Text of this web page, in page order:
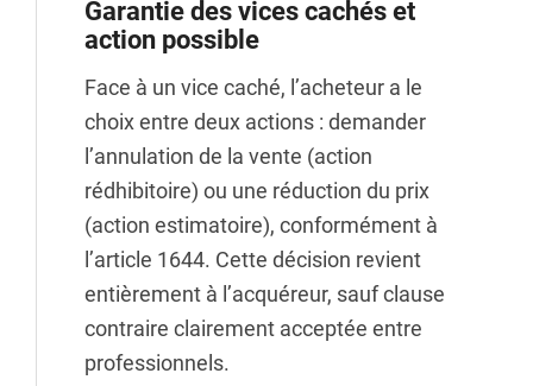
Garantie des vices cachés et
action possible
Face à un vice caché, l’acheteur a le
choix entre deux actions : demander
l’annulation de la vente (action
rédhibitoire) ou une réduction du prix
(action estimatoire), conformément à
l’article 1644. Cette décision revient
entièrement à l’acquéreur, sauf clause
contraire clairement acceptée entre
professionnels.